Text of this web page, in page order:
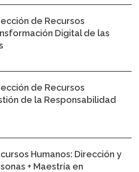
de Recursos
Digital de las
de Recursos
de la Responsabilidad
Humanos: Dirección y
+ Maestría en